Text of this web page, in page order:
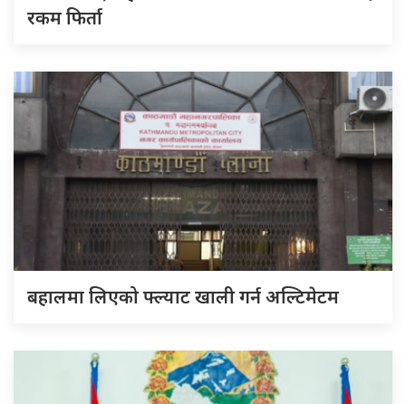
रकम फिर्ता
बहालमा लिएको फ्ल्याट खाली गर्न अल्टिमेटम